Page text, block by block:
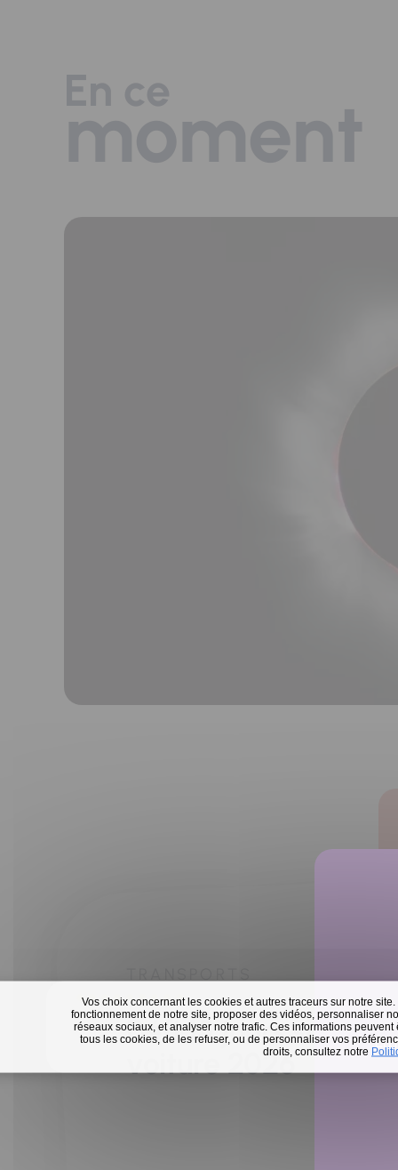
Vos choix concernant les cookies et autres traceurs sur notre
fonctionnement de notre site, proposer des vidéos, personnaliser
réseaux sociaux, et analyser notre trafic. Ces informations
tous les cookies, de les refuser, ou de personnaliser vos
droits, consultez notre
En
En ce
moment
Défi 15 jours sans
voiture 2026